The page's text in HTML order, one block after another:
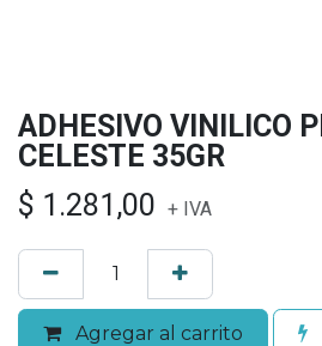
ADHESIVO VINILICO
CELESTE 35GR
$ 1.281,00 + IVA
Agregar al carrito